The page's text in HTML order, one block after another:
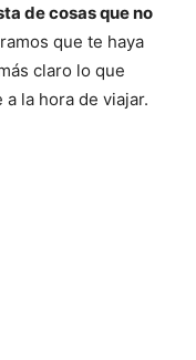
de cosas que no
que te haya
claro lo que
la hora de viajar.